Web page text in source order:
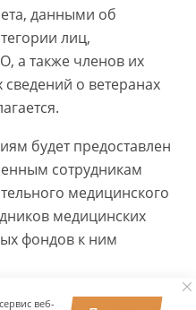
данными об
лиц,
а также членов их
о ветеранах
будет предоставлен
сотрудникам
медицинского
медицинских
фондов к ним
веб-